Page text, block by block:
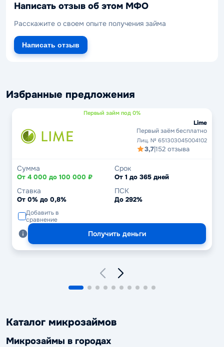
Написать отзыв об этом МФО
Расскажите о своем опыте получения займа
Написать отзыв
Избранные предложения
Первый займ под 0%
Lime
Первый заём бесплатно
Лиц. № 651303045004102
3,7|152 отзыва
Сумма
От 4 000 до 100 000 ₽
Срок
От 1 до 365 дней
Ставка
От 0% до 0,8%
ПСК
До 292%
Добавить в
сравнение
Получить деньги
Каталог микрозаймов
Микрозаймы в городах